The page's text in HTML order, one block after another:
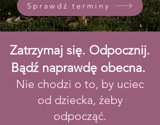
Sprawdź terminy
Zatrzymaj się. Odpocznij.
Bądź naprawdę obecna.
Nie chodzi o to, by uciec
od dziecka, żeby
odpocząć.